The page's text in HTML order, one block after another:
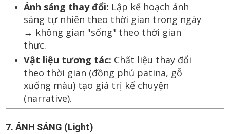
Ánh sáng thay đổi: Lập kế hoạch ánh
sáng tự nhiên theo thời gian trong ngày
→ không gian "sống" theo thời gian
thực.
Vật liệu tương tác: Chất liệu thay đổi
theo thời gian (đồng phủ patina, gỗ
xuống màu) tạo giá trị kể chuyện
(narrative).
7. ÁNH SÁNG (Light)